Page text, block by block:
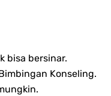
bisa bersinar.
Konseling.